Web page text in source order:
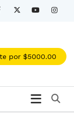
por $5000.00